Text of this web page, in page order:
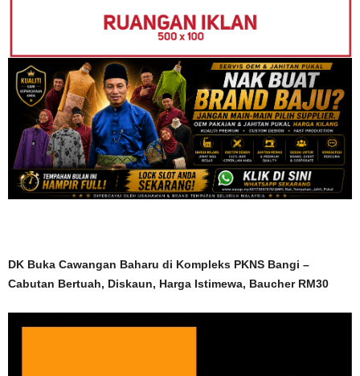
DK Buka Cawangan Baharu di Kompleks PKNS Bangi –
Cabutan Bertuah, Diskaun, Harga Istimewa, Baucher RM30